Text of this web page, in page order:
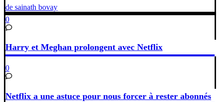
de sainath bovay
0
Harry et Meghan prolongent avec Netflix
0
Netflix a une astuce pour nous forcer à rester abonnés